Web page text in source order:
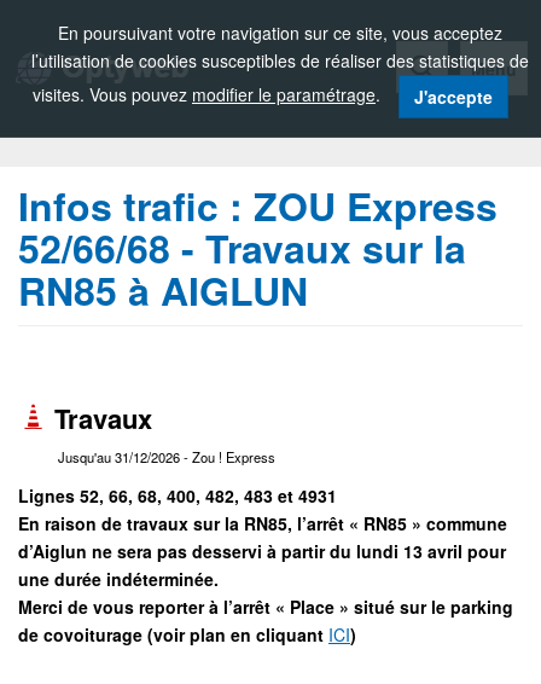
En poursuivant votre navigation sur ce site, vous acceptez
l’utilisation de cookies susceptibles de réaliser des statistiques de
visites. Vous pouvez modifier le paramétrage. J'accepte
Menu
Infos trafic : ZOU Express
52/66/68 - Travaux sur la
RN85 à AIGLUN
Travaux
Jusqu'au 31/12/2026- Zou ! Express
Lignes 52, 66, 68, 400, 482, 483 et 4931
En raison de travaux sur la RN85, l’arrêt « RN85 » commune
d’Aiglun ne sera pas desservi à partir du lundi 13 avril pour
une durée indéterminée.
Merci de vous reporter à l’arrêt « Place » situé sur le parking
de covoiturage (voir plan en cliquant ICI)